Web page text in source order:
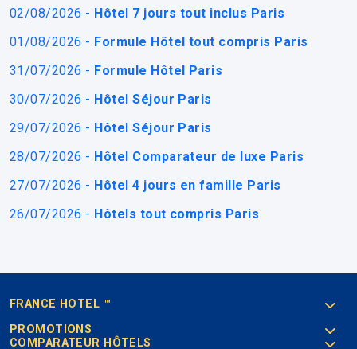
02/08/2026 - Hôtel 7 jours tout inclus Paris
01/08/2026 - Formule Hôtel tout compris Paris
31/07/2026 - Formule Hôtel Paris
30/07/2026 - Hôtel Séjour Paris
29/07/2026 - Hôtel Séjour Paris
28/07/2026 - Hôtel Comparateur de luxe Paris
27/07/2026 - Hôtel 4 jours en famille Paris
26/07/2026 - Hôtels tout compris Paris
FRANCE HOTEL ™
COMPARATEUR HÔTELS
PROMOTIONS